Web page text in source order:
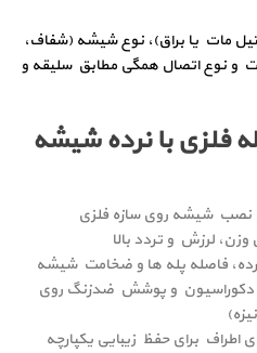
مات یا براق)، نوع شیشه (شفاف،
و نوع اتصال همگی مطابق سلیقه و
فلزی با نرده شیشه‌
نصب شیشه روی سازه فلزی
لرزش و تردد بالا
نرده، فاصله پله‌ ها و ضخامت شیشه
دکوراسیون و پوشش ضدزنگ روی
برای حفظ زیبایی یکپارچه